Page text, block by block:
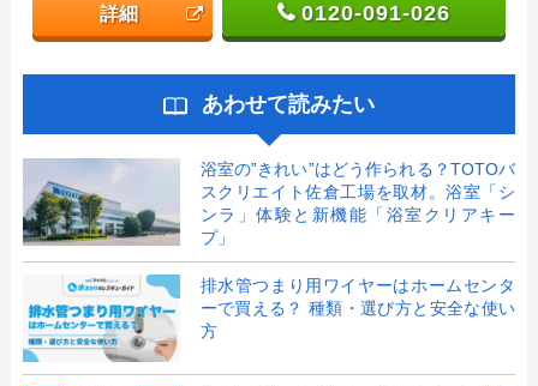
詳細 0120-091-026
あわせて読みたい
浴室の”きれい”はどう作られる？TOTOバ
スクリエイト佐倉工場を取材。浴室「シ
ンラ」体験と新機能「浴室クリアキー
プ」
排水管つまり用ワイヤーはホームセンタ
ーで買える？ 種類・選び方と安全な使い
方